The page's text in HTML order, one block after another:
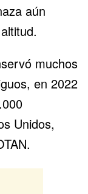
aún
muchos
en 2022
Unidos,